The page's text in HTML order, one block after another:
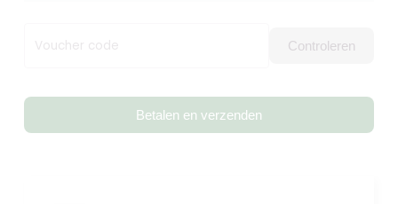
Voucher code Controleren
Betalen en verzenden